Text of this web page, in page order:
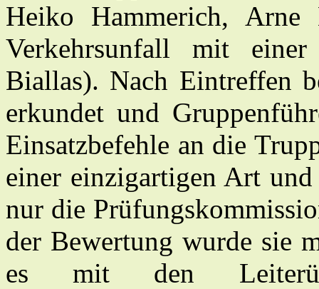
Heiko Hammerich, Arne
Verkehrsunfall mit
Biallas). Nach Eintreffen
erkundet und
Einsatzbefehle an die
einer einzigartigen Art
nur die
der Bewertung wurde sie
es mit den